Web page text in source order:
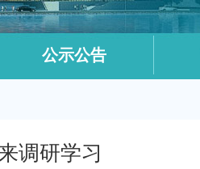
公示公告
调研学习